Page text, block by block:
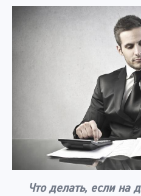
Что делать, если на